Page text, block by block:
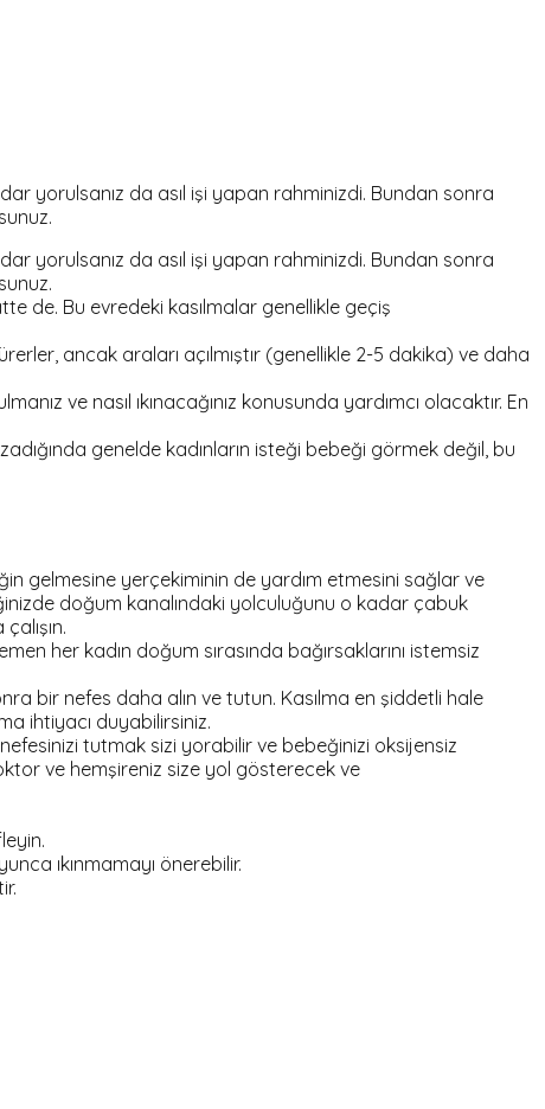
yorulsanız da asıl işi yapan rahminizdi. Bundan sonra
yorulsanız da asıl işi yapan rahminizdi. Bundan sonra
de. Bu evredeki kasılmalar genellikle geçiş
ancak araları açılmıştır (genellikle 2-5 dakika) ve daha
ve nasıl ıkınacağınız konusunda yardımcı olacaktır. En
genelde kadınların isteği bebeği görmek değil, bu
gelmesine yerçekiminin de yardım etmesini sağlar ve
doğum kanalındaki yolculuğunu o kadar çabuk
her kadın doğum sırasında bağırsaklarını istemsiz
bir nefes daha alın ve tutun. Kasılma en şiddetli hale
ihtiyacı duyabilirsiniz.
tutmak sizi yorabilir ve bebeğinizi oksijensiz
ve hemşireniz size yol gösterecek ve
ıkınmamayı önerebilir.